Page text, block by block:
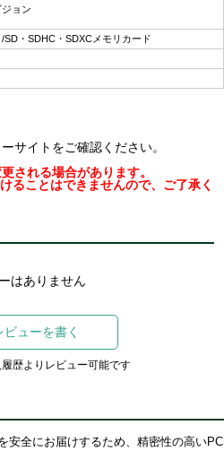
ョン
SD・SDHC・SDXCメモリカード
サイトをご確認ください。
される場合があります。
ることはできませんので、ご了承く
はありません
ビューを書く
歴よりレビュー可能です
安全にお届けするため、精密性の高いPC